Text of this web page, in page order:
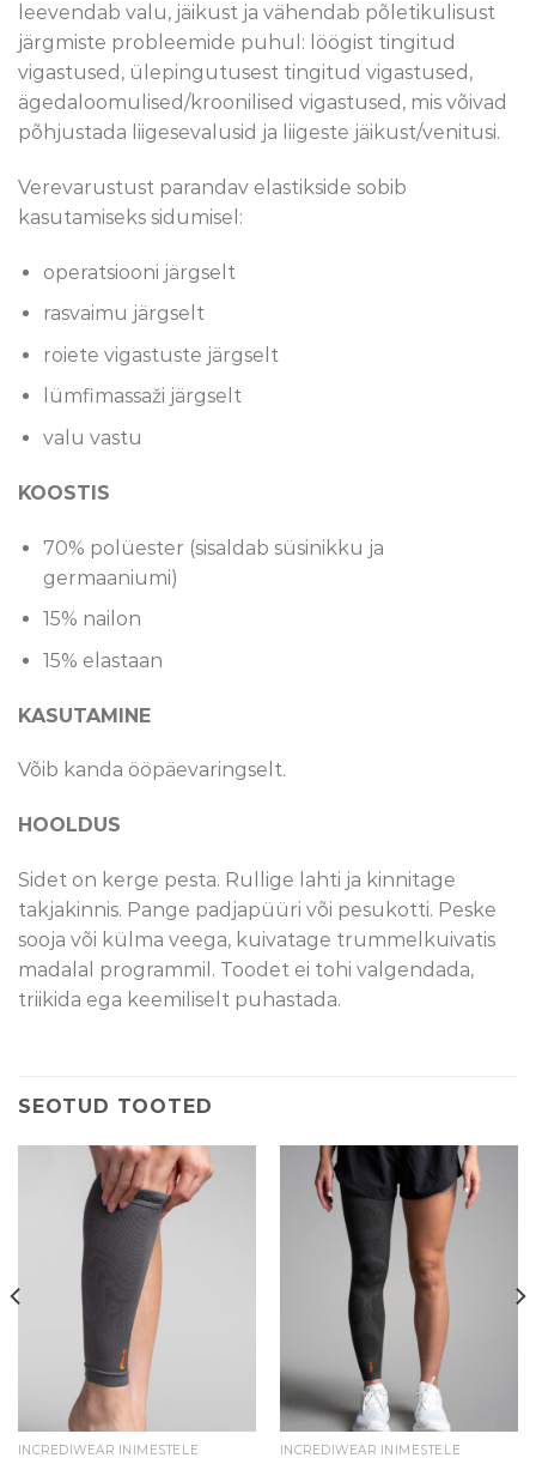
leevendab valu, jäikust ja vähendab põletikulisust
järgmiste probleemide puhul: löögist tingitud
vigastused, ülepingutusest tingitud vigastused,
ägedaloomulised/kroonilised vigastused, mis võivad
põhjustada liigesevalusid ja liigeste jäikust/venitusi.
Verevarustust parandav elastikside sobib
kasutamiseks sidumisel:
operatsiooni järgselt
rasvaimu järgselt
roiete vigastuste järgselt
lümfimassaži järgselt
valu vastu
KOOSTIS
70% polüester (sisaldab süsinikku ja
germaaniumi)
15% nailon
15% elastaan
KASUTAMINE
Võib kanda ööpäevaringselt.
HOOLDUS
Sidet on kerge pesta. Rullige lahti ja kinnitage
takjakinnis. Pange padjapüüri või pesukotti. Peske
sooja või külma veega, kuivatage trummelkuivatis
madalal programmil. Toodet ei tohi valgendada,
triikida ega keemiliselt puhastada.
SEOTUD TOOTED
INCREDIWEAR INIMESTELE INCREDIWEAR INIMESTELE